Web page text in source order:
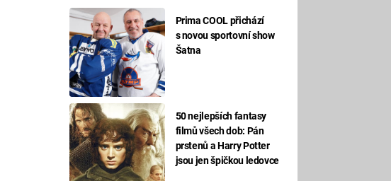
Prima COOL přichází
s novou sportovní show
Šatna
50 nejlepších fantasy
filmů všech dob: Pán
prstenů a Harry Potter
jsou jen špičkou ledovce